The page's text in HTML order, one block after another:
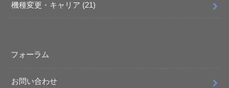
機種変更・キャリア (21)
フォーラム
お問い合わせ